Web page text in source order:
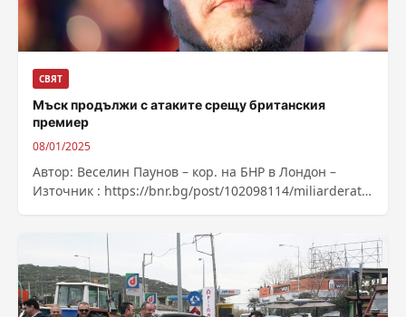
СВЯТ
Мъск продължи с атаките срещу британския
премиер
08/01/2025
Автор: Веселин Паунов – кор. на БНР в Лондон –
Източник : https://bnr.bg/post/102098114/miliarderat-
kanadskia-si-kolega-djastin-trudo